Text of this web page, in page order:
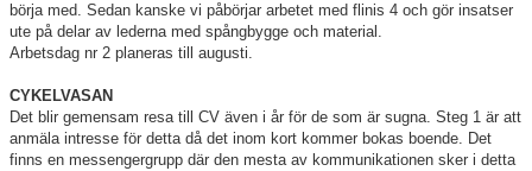
börja med. Sedan kanske vi påbörjar arbetet med flinis 4 och gör insatser
ute på delar av lederna med spångbygge och material.
Arbetsdag nr 2 planeras till augusti.
CYKELVASAN
Det blir gemensam resa till CV även i år för de som är sugna. Steg 1 är att
anmäla intresse för detta då det inom kort kommer bokas boende. Det
finns en messengergrupp där den mesta av kommunikationen sker i detta